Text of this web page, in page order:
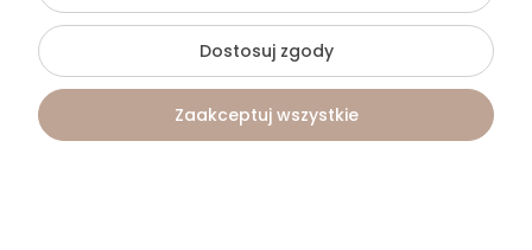
Szablon Flex byEcommercy
Dostosuj zgody
Zaakceptuj wszystkie